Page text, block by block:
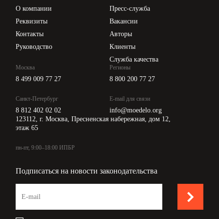
О компании
Реквизиты
Контакты
Руководство
Пресс-служба
Вакансии
Авторы
Клиенты
Служба качества
Москва
8 499 009 77 27
Санкт-Петербург
8 812 402 02 02
Регионы
8 800 200 77 27
E-mail для связи
info@moedelo.org
123112, г. Москва, Пресненская набережная, дом 12,
этаж 65
пн-пт, 9:00–18:00 ИПБР
Подписаться на новости законодательства